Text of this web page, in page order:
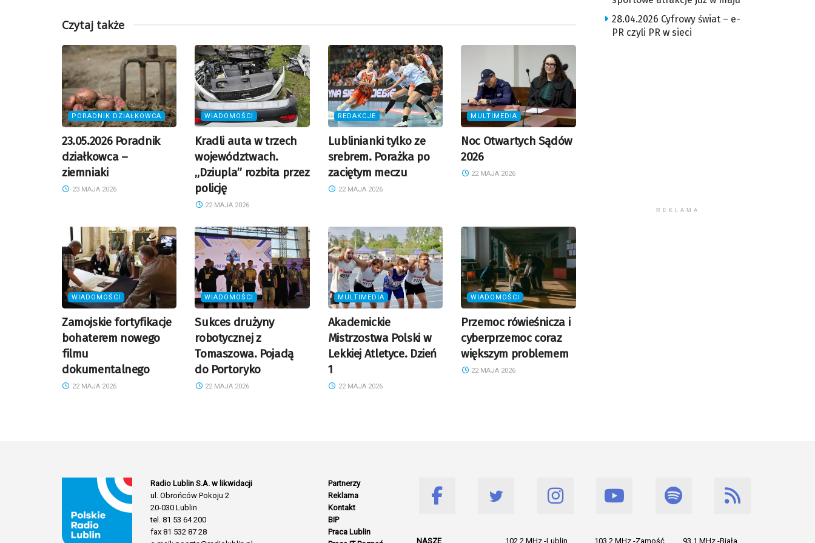
Czytaj także
PORADNIK DZIAŁKOWCA
23.05.2026 Poradnik
działkowca –
ziemniaki
23 MAJA 2026
WIADOMOŚCI
Kradli auta w trzech
województwach.
„Dziupla” rozbita przez
policję
22 MAJA 2026
REDAKCJE
Lublinianki tylko ze
srebrem. Porażka po
zaciętym meczu
22 MAJA 2026
MULTIMEDIA
Noc Otwartych Sądów
2026
22 MAJA 2026
WIADOMOŚCI
Zamojskie fortyfikacje
bohaterem nowego
filmu
dokumentalnego
22 MAJA 2026
WIADOMOŚCI
Sukces drużyny
robotycznej z
Tomaszowa. Pojadą
do Portoryko
22 MAJA 2026
MULTIMEDIA
Akademickie
Mistrzostwa Polski w
Lekkiej Atletyce. Dzień
1
22 MAJA 2026
WIADOMOŚCI
Przemoc rówieśnicza i
cyberprzemoc coraz
większym problemem
22 MAJA 2026
28.04.2026 Cyfrowy świat – e-
PR czyli PR w sieci
REKLAMA
Radio Lublin S.A. w likwidacji
ul. Obrońców Pokoju 2
20-030 Lublin
tel. 81 53 64 200
fax 81 532 87 28
Partnerzy
Reklama
Kontakt
BIP
Praca Lublin
NASZE 102.2 MHz -Lublin 103.2 MHz -Zamość 93.1 MHz -Biała